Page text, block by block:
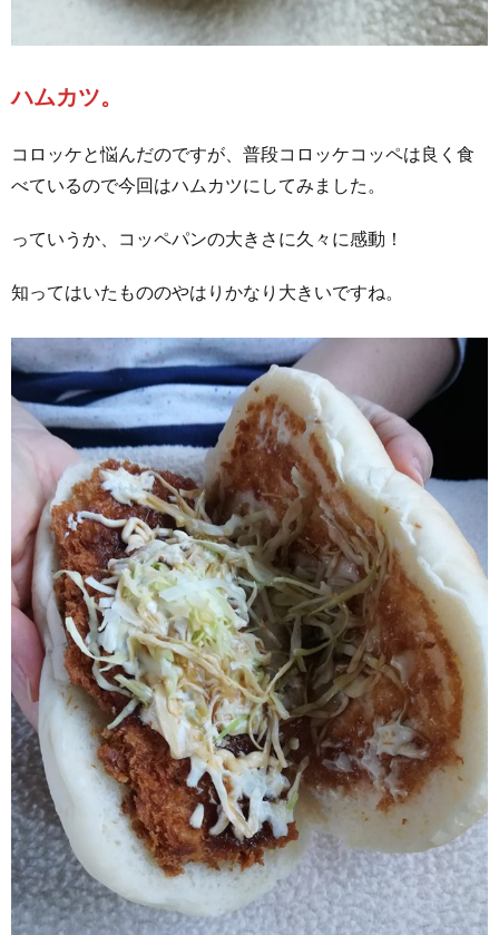
ハムカツ。
コロッケと悩んだのですが、普段コロッケコッペは良く食
べているので今回はハムカツにしてみました。
っていうか、コッペパンの大きさに久々に感動！
知ってはいたもののやはりかなり大きいですね。